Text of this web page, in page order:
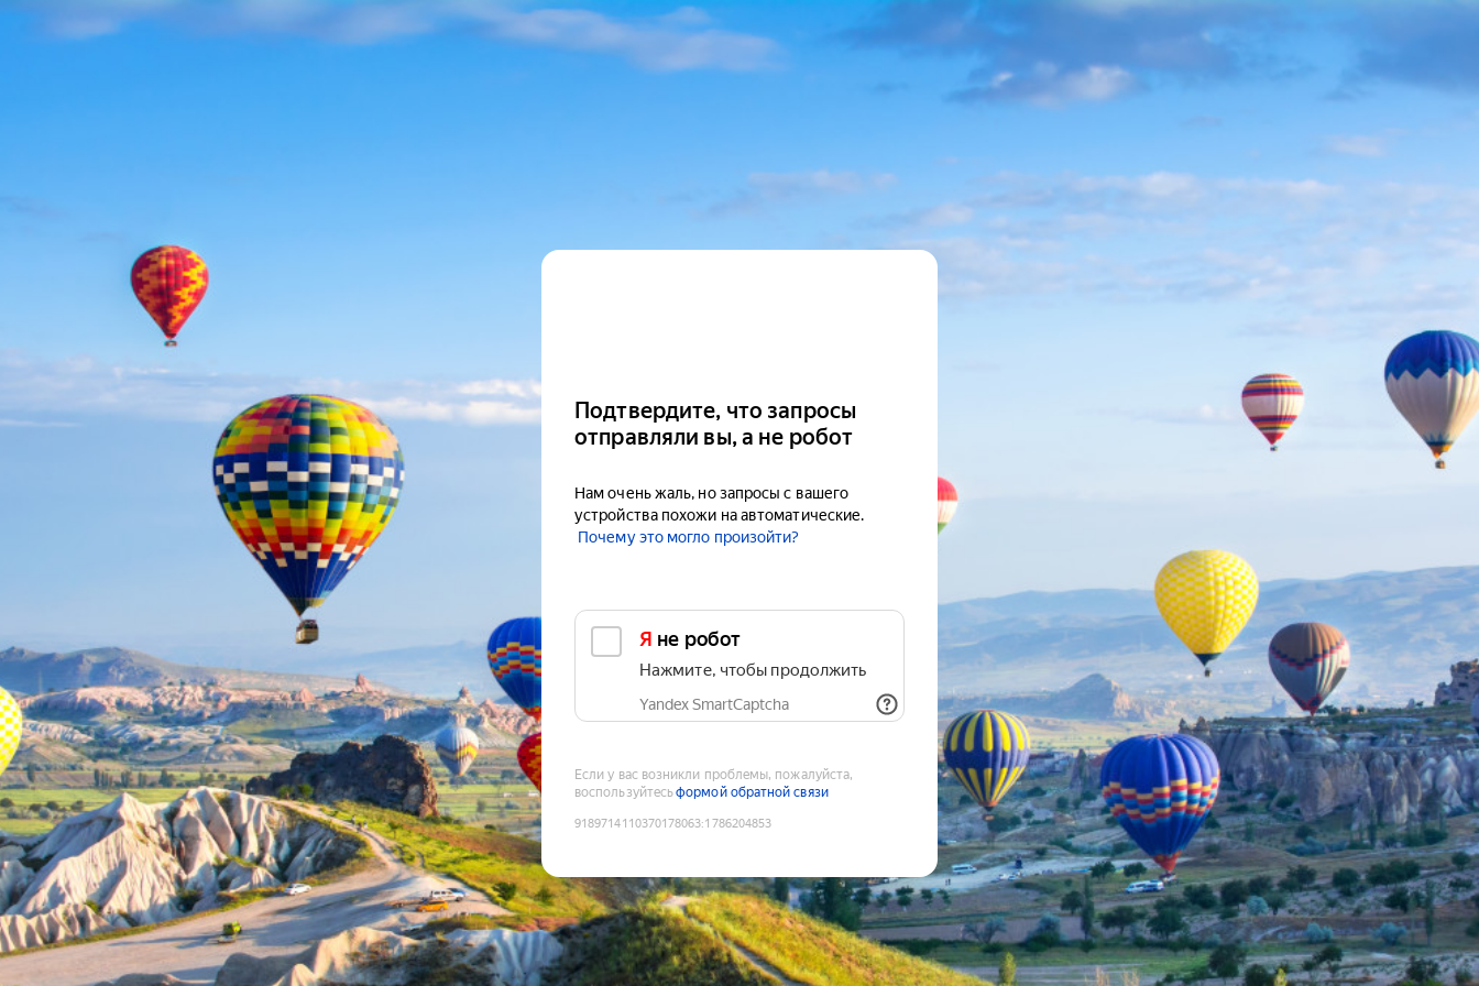
Подтвердите, что запросы
отправляли вы, а не робот
Нам очень жаль, но запросы с вашего
устройства похожи на автоматические.
Почему это могло произойти?
Я не робот
Нажмите, чтобы продолжить
Yandex SmartCaptcha
Если у вас возникли проблемы, пожалуйста,
воспользуйтесьформой обратной связи
9189714110370178063:1786204853